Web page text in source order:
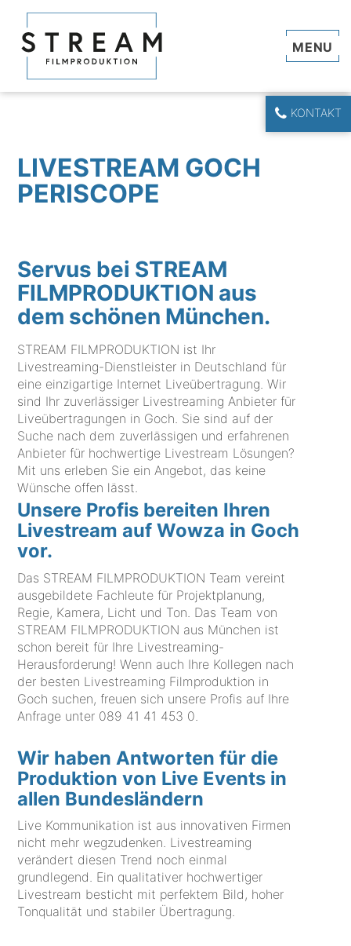
KONTAKT
LIVESTREAM GOCH
PERISCOPE
Servus bei STREAM
FILMPRODUKTION aus
dem schönen München.
STREAM FILMPRODUKTION ist Ihr
Livestreaming-Dienstleister in Deutschland für
eine einzigartige Internet Liveübertragung. Wir
sind Ihr zuverlässiger Livestreaming Anbieter für
Liveübertragungen in Goch. Sie sind auf der
Suche nach dem zuverlässigen und erfahrenen
Anbieter für hochwertige Livestream Lösungen?
Mit uns erleben Sie ein Angebot, das keine
Wünsche offen lässt.
Unsere Profis bereiten Ihren
Livestream auf Wowza in Goch
vor.
Das STREAM FILMPRODUKTION Team vereint
ausgebildete Fachleute für Projektplanung,
Regie, Kamera, Licht und Ton. Das Team von
STREAM FILMPRODUKTION aus München ist
schon bereit für Ihre Livestreaming-
Herausforderung! Wenn auch Ihre Kollegen nach
der besten Livestreaming Filmproduktion in
Goch suchen, freuen sich unsere Profis auf Ihre
Anfrage unter 089 41 41 453 0
Wir haben Antworten für die
Produktion von Live Events in
allen Bundesländern
Live Kommunikation ist aus innovativen Firmen
nicht mehr wegzudenken. Livestreaming
verändert diesen Trend noch einmal
grundlegend. Ein qualitativer hochwertiger
Livestream besticht mit perfektem Bild, hoher
Tonqualität und stabiler Übertragung.